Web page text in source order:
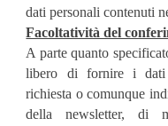
dati personali contenuti
Facoltatività del
A parte quanto
libero di fornire i dati
richiesta o comunque
della newsletter, di